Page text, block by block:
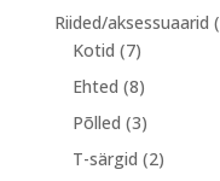
Riided/aksessuaarid
Kotid 77
toodet
Ehted 88
toodet
Põlled 33
toodet
T-särgid 22